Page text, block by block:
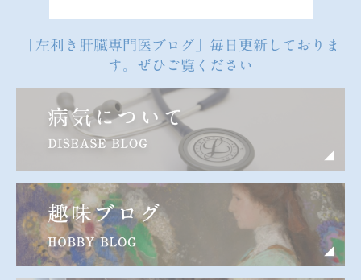
「左利き肝臓専門医ブログ」毎日更新しておりま
す。ぜひご覧ください